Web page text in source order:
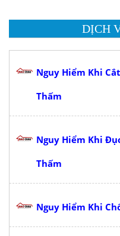
DỊCH
Nguy Hiểm Khi
Thấm
Nguy Hiểm Khi
Thấm
Nguy Hiểm Khi